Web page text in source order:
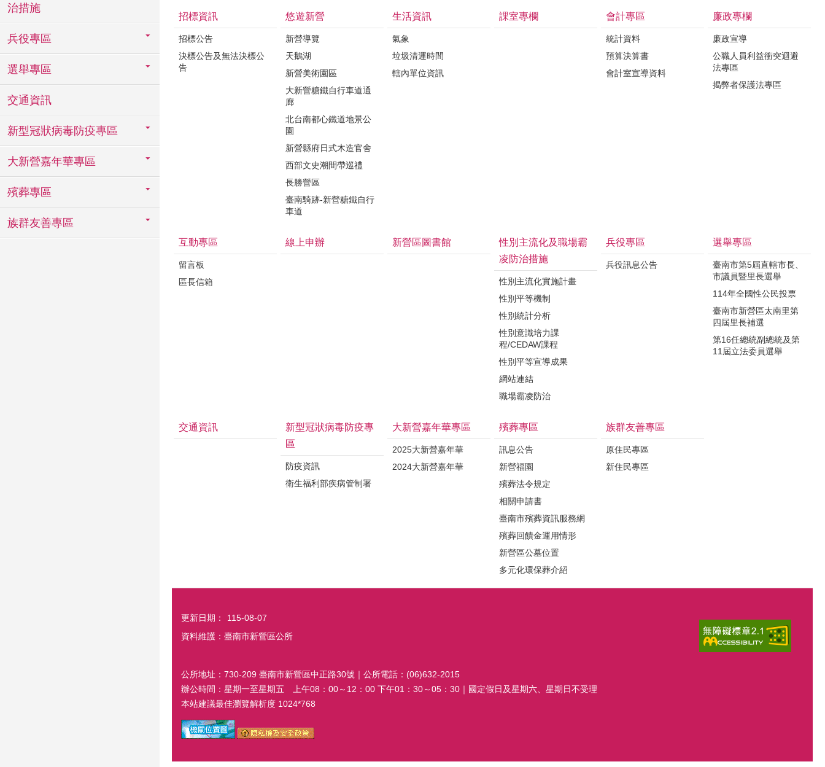
治措施
兵役專區
選舉專區
交通資訊
新型冠狀病毒防疫專區
大新營嘉年華專區
殯葬專區
族群友善專區
招標資訊
招標公告
決標公告及無法決標公
告
悠遊新營
新營導覽
天鵝湖
新營美術園區
大新營糖鐵自行車道通
廊
北台南都心鐵道地景公
園
新營縣府日式木造官舍
西部文史潮間帶巡禮
長勝營區
臺南騎跡-新營糖鐵自行
車道
生活資訊
氣象
垃圾清運時間
轄內單位資訊
課室專欄 會計專區
統計資料
預算決算書
會計室宣導資料
廉政專欄
廉政宣導
公職人員利益衝突迴避
法專區
揭弊者保護法專區
互動專區
留言板
區長信箱
線上申辦 新營區圖書館
性別主流化及職場霸
凌防治措施
性別主流化實施計畫
性別平等機制
性別統計分析
性別意識培力課
程/CEDAW課程
性別平等宣導成果
網站連結
職場霸凌防治
兵役專區
兵役訊息公告
選舉專區
臺南市第5屆直轄市長、
市議員暨里長選舉
114年全國性公民投票
臺南市新營區太南里第
四屆里長補選
第16任總統副總統及第
11屆立法委員選舉
交通資訊
新型冠狀病毒防疫專
區
防疫資訊
衛生福利部疾病管制署
大新營嘉年華專區
2025大新營嘉年華
2024大新營嘉年華
殯葬專區
訊息公告
新營福園
殯葬法令規定
相關申請書
臺南市殯葬資訊服務網
殯葬回饋金運用情形
新營區公墓位置
多元化環保葬介紹
族群友善專區
原住民專區
新住民專區
更新日期：
115-08-07
資料維護：臺南市新營區公所
公所地址：730-209 臺南市新營區中正路30號｜公所電話：(06)632-2015
辦公時間：星期一至星期五 上午08：00～12：00 下午01：30～05：30｜國定假日及星期六、星期日不受理
本站建議最佳瀏覽解析度 1024*768